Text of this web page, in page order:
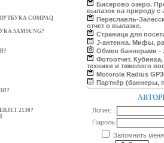
COMPAQ
SAMSUNG?
2130?
Бисерово озеро.
вылазок на природу с
Переславль-
отчет о вылазке.
Страница для
J-антенна. Мифы,
Обмен баннерами -
Фотоотчет.
техники и тяжелого
Motorola Radius
Партнёр (баннеры,
Логин:
Пароль:
Запомнить меня